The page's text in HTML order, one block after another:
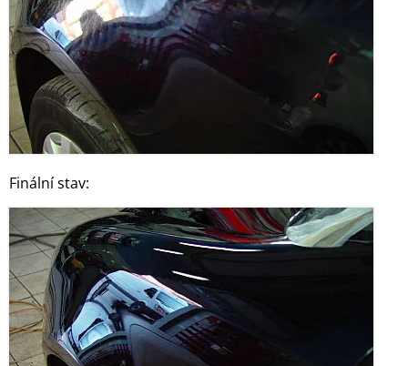
Finální stav: